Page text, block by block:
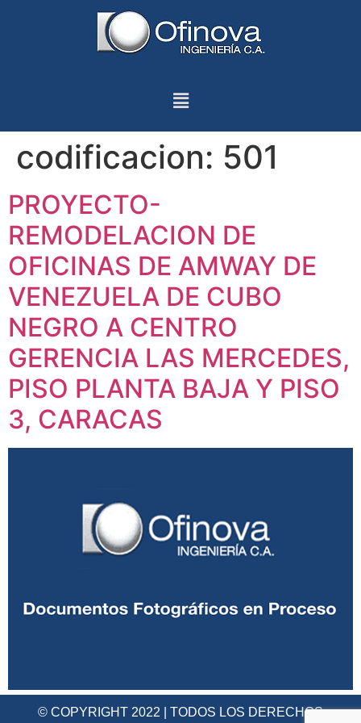
codificacion: 501
PROYECTO-
REMODELACION DE
OFICINAS DE AMWAY DE
VENEZUELA DE CUBO
NEGRO A CENTRO
GERENCIA LAS MERCEDES,
PISO PLANTA BAJA Y PISO
3, CARACAS
© COPYRIGHT 2022 | TODOS LOS DERECHOS